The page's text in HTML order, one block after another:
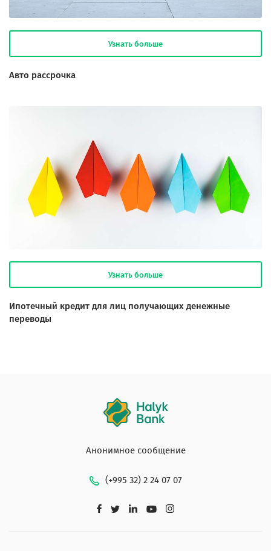
Узнать больше
Авто рассрочка
Узнать больше
Ипотечный кредит для лиц получающих денежные
переводы
Анонимное сообщение
(+995 32) 2 24 07 07